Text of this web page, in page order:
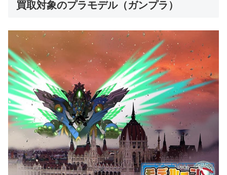
買取対象のプラモデル（ガンプラ）